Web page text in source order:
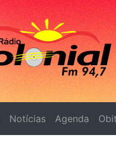
Notícias Agenda